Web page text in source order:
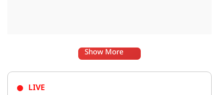
Show More
LIVE